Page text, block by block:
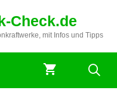
Check.de
mit Infos und Tipps